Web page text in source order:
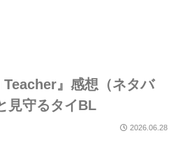
Teacher』感想（ネタバ
見守るタイBL
2026.06.28